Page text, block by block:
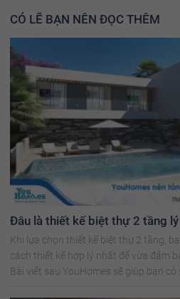
CÓ LẼ BẠN NÊN ĐỌC THÊM
Đâu là thiết kế biệt thự 2 tầng
Khi lựa chọn thiết kế biệt thự 2 tầng,
cách thiết kế hợp lý nhất để vừa đảm
Bài viết sau YouHomes sẽ giúp bạn có